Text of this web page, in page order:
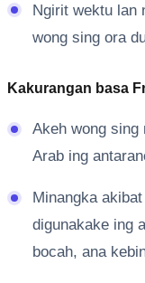
Ngirit wektu lan
wong sing ora
Kakurangan basa
Akeh wong sing
Arab ing
Minangka
digunakake ing
bocah, ana